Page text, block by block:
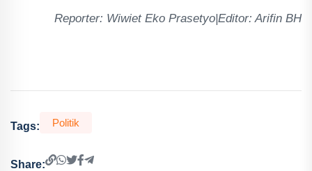
Reporter: Wiwiet Eko Prasetyo|Editor: Arifin BH
Tags: Politik
Share: